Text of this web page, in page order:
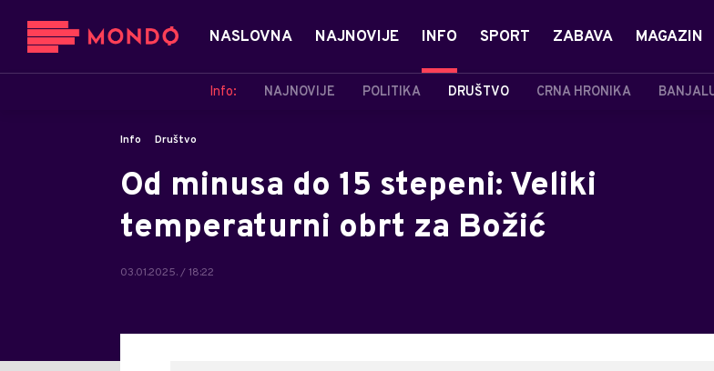
NASLOVNA NAJNOVIJE INFO
Info: NAJNOVIJE POLITIKA DRUŠTVO CRNA HRONIKA
SPORT ZABAVA MAGAZIN
Info Društvo
Od minusa do 15 stepeni: Veliki
temperaturni obrt za Božić
03.01.2025. / 18:22